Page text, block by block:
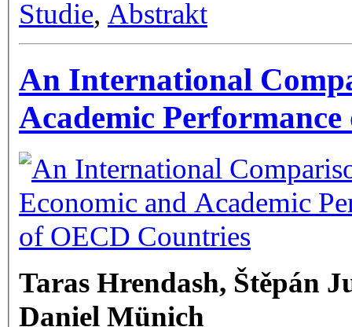
Studie, Abstrakt
An International
Academic
Taras Hrendash, Štěpán
Daniel Münich